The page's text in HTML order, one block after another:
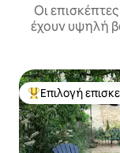
Οι
έχουν υψηλή
Κορυφαία
Επιλογή